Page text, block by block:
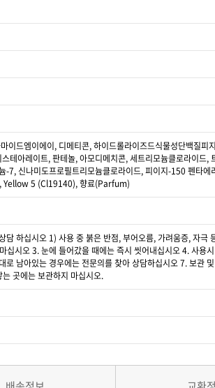
드엠이에이, 디메티콘, 하이드롤라이즈드식물성단백질피
테아레이트, 판테놀, 아모디메치콘, 세트리모늄클로라이드,
신나미도프로필트리모늄클로라이드, 피이지-150 펜타에
Yellow 5 (Cl19140), 향료(Parfum)
하십시오 1) 사용 중 붉은 반점, 부어오름, 가려움증, 자극
시오 3. 눈에 들어갔을 때에는 즉시 씻어내십시오 4. 사용
남아있는 경우에는 전문의를 찾아 상담하십시오 7. 보관
곳에는 보관하지 마십시오.